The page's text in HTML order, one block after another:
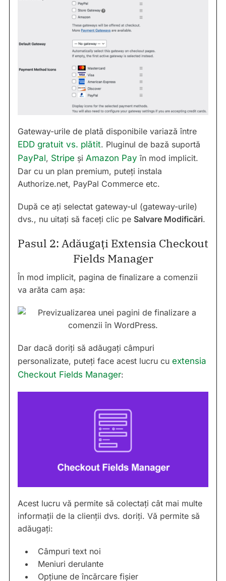
Gateway-urile de plată disponibile variază între
EDD gratuit vs. plătit. Pluginul de bază suportă
PayPal, Stripe și Amazon Pay în mod implicit.
Dar cu un plan premium, puteți instala
Authorize.net, PayPal Commerce etc.
După ce ați selectat gateway-ul (gateway-urile)
dvs., nu uitați să faceți clic pe Salvare Modificări.
Pasul 2: Adăugați Extensia Checkout
Fields Manager
În mod implicit, pagina de finalizare a comenzii
va arăta cam așa:
Dar dacă doriți să adăugați câmpuri
personalizate, puteți face acest lucru cu extensia
Checkout Fields Manager:
Acest lucru vă permite să colectați cât mai multe
informații de la clienții dvs. doriți. Vă permite să
adăugați:
Câmpuri text noi
Meniuri derulante
Opțiune de încărcare fișier